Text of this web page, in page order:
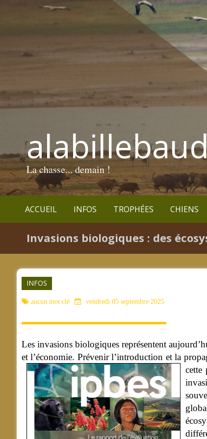
La chasse... demain !
ACCUEIL INFOS TROPHÉES CHIENS
Invasions biologiques : des
INFOS
aucun mot clé vendredi 05 septembre 2025
Les invasions biologiques représentent
et l’économie. Prévenir l’introduction et la
cette